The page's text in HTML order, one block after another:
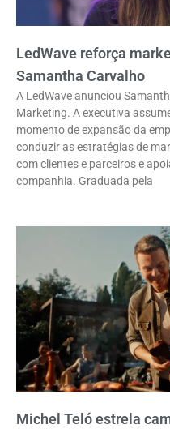
LedWave reforça
Samantha Carvalho
A LedWave anunciou
Marketing. A executiva
momento de expansão da
conduzir as estratégias de
com clientes e parceiros e
companhia. Graduada pela
Michel Teló estrela